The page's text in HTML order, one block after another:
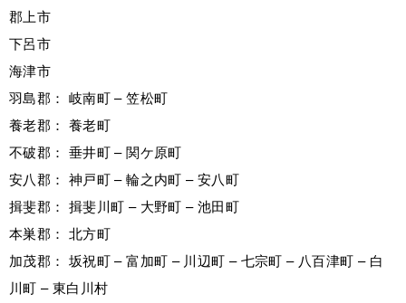
郡上市
下呂市
海津市
羽島郡： 岐南町 – 笠松町
養老郡： 養老町
不破郡： 垂井町 – 関ケ原町
安八郡： 神戸町 – 輪之内町 – 安八町
揖斐郡： 揖斐川町 – 大野町 – 池田町
本巣郡： 北方町
加茂郡： 坂祝町 – 富加町 – 川辺町 – 七宗町 – 八百津町 – 白
川町 – 東白川村